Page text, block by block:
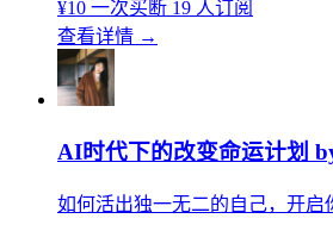
¥10 一次买断 19 人订阅
查看详情 →
AI时代下的改变命运计划
如何活出独一无二的自己，开启